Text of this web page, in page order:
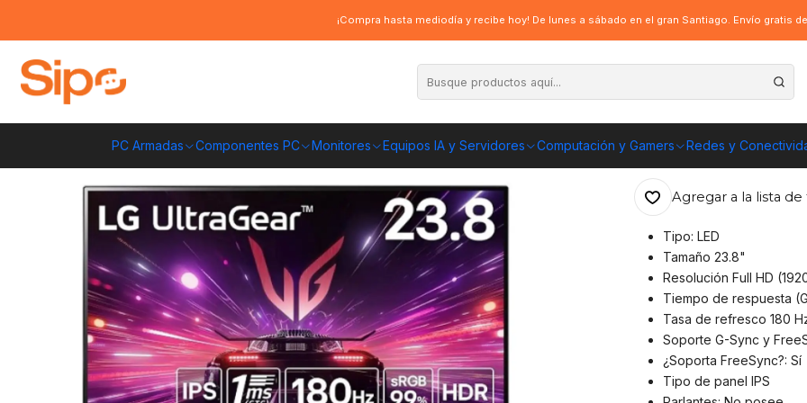
PC Armadas Componentes PC Monitores Equipos IA y Servidores Computación y Gamers Redes y
¡Compra hasta mediodía y recibe hoy! De lunes a sábado en el gran Santiago. Envío gratis
Monitor LG UltraGear 24GS60F-B, 24" IPS, Full HD, 180Hz, 1ms
Monitor LG
180Hz, 1ms
ENVÍO GRATIS A
Agregar a la lista de
Tipo: LED
Tamaño 23.8"
Resolución Full HD
Tiempo de respuesta
Tasa de refresco 180
Soporte G-Sync y
¿Soporta FreeSync?: Sí
Tipo de panel IPS